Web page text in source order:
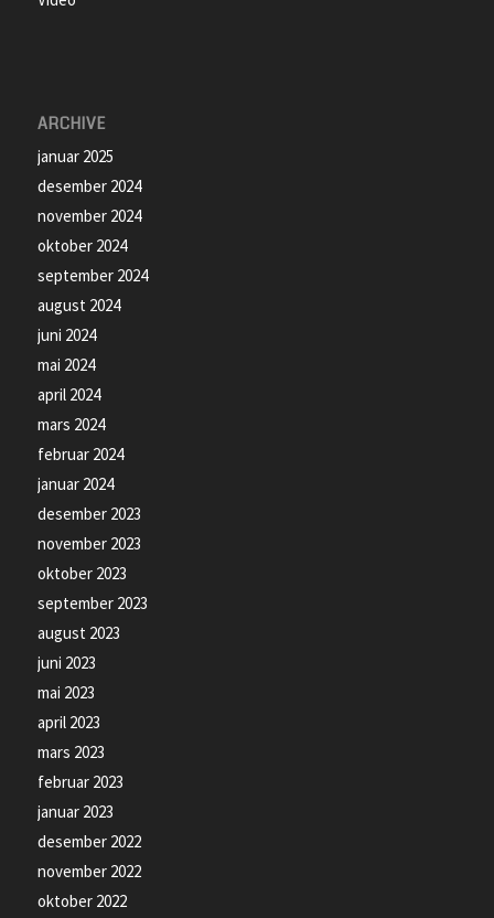
ARCHIVE
januar 2025
desember 2024
november 2024
oktober 2024
september 2024
august 2024
juni 2024
mai 2024
april 2024
mars 2024
februar 2024
januar 2024
desember 2023
november 2023
oktober 2023
september 2023
august 2023
juni 2023
mai 2023
april 2023
mars 2023
februar 2023
januar 2023
desember 2022
november 2022
oktober 2022